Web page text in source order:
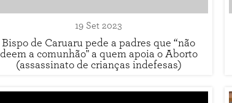
19 Set 2023
Bispo de Caruaru pede a padres que “não
deem a comunhão" a quem apoia o Aborto
(assassinato de crianças indefesas)